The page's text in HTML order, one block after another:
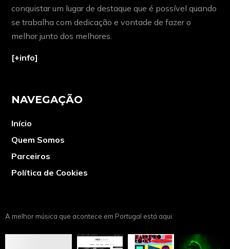
conquistar um lugar de destaque que é possível quando
se trabalha com dedicação e vontade de fazer o
melhor junto dos melhores.
[+info]
NAVEGAÇÃO
Início
Quem Somos
Parceiros
Política de Cookies
A melhor música que acontece em Portugal está aqui.